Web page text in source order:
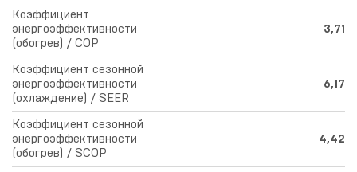
Коэффициент
энергоэффективности
(обогрев) / COP
3,71
Коэффициент сезонной
энергоэффективности
(охлаждение) / SEER
6,17
Коэффициент сезонной
энергоэффективности
(обогрев) / SCOP
4,42